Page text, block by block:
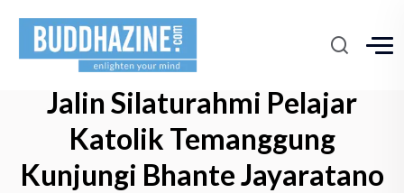
Jalin Silaturahmi Pelajar
Katolik Temanggung
Kunjungi Bhante Jayaratano